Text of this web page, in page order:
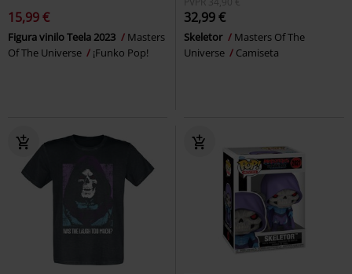
15,99 €
Figura vinilo Teela 2023
Masters
Of The Universe
¡Funko Pop!
32,99 €
Skeletor
Masters Of The
Universe
Camiseta